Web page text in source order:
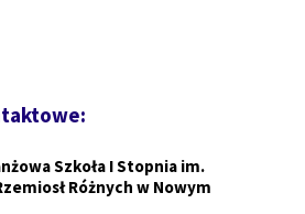
Szkoła I Stopnia im.
Różnych w Nowym